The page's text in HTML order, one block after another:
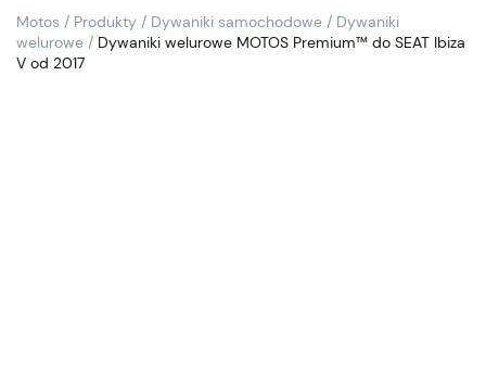
Motos / Produkty / Dywaniki samochodowe / Dywaniki
welurowe / Dywaniki welurowe MOTOS Premium™ do SEAT Ibiza
V od 2017